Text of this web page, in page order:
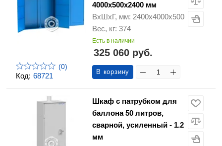
Код: 68721
(0)
4000х500х2400 мм
ВхШхГ, мм: 2400х4000х500
Вес, кг: 374
Есть в наличии
325 060 руб.
В корзину
Шкаф с патрубком для
баллона 50 литров,
сварной, усиленный - 1.2
мм